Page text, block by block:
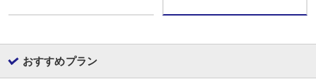
おすすめプラン